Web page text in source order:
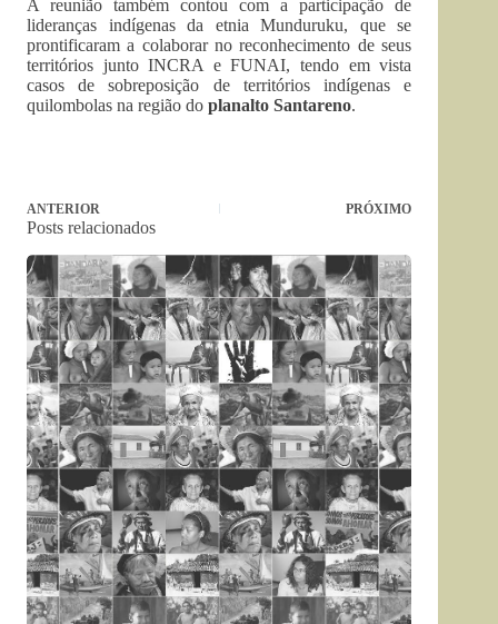
A reunião também contou com a participação de
lideranças indígenas da etnia Munduruku, que se
prontificaram a colaborar no reconhecimento de seus
territórios junto INCRA e FUNAI, tendo em vista
casos de sobreposição de territórios indígenas e
quilombolas na região do planalto Santareno.
ANTERIOR PRÓXIMO
Posts relacionados